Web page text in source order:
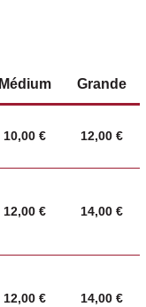
Médium Grande
10,00 € 12,00 €
12,00 € 14,00 €
12,00 € 14,00 €